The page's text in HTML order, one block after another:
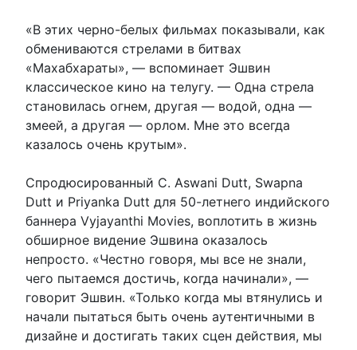
«В этих черно-белых фильмах показывали, как
обмениваются стрелами в битвах
«Махабхараты», — вспоминает Эшвин
классическое кино на телугу. — Одна стрела
становилась огнем, другая — водой, одна —
змеей, а другая — орлом. Мне это всегда
казалось очень крутым».
Спродюсированный C. Aswani Dutt, Swapna
Dutt и Priyanka Dutt для 50-летнего индийского
баннера Vyjayanthi Movies, воплотить в жизнь
обширное видение Эшвина оказалось
непросто. «Честно говоря, мы все не знали,
чего пытаемся достичь, когда начинали», —
говорит Эшвин. «Только когда мы втянулись и
начали пытаться быть очень аутентичными в
дизайне и достигать таких сцен действия, мы